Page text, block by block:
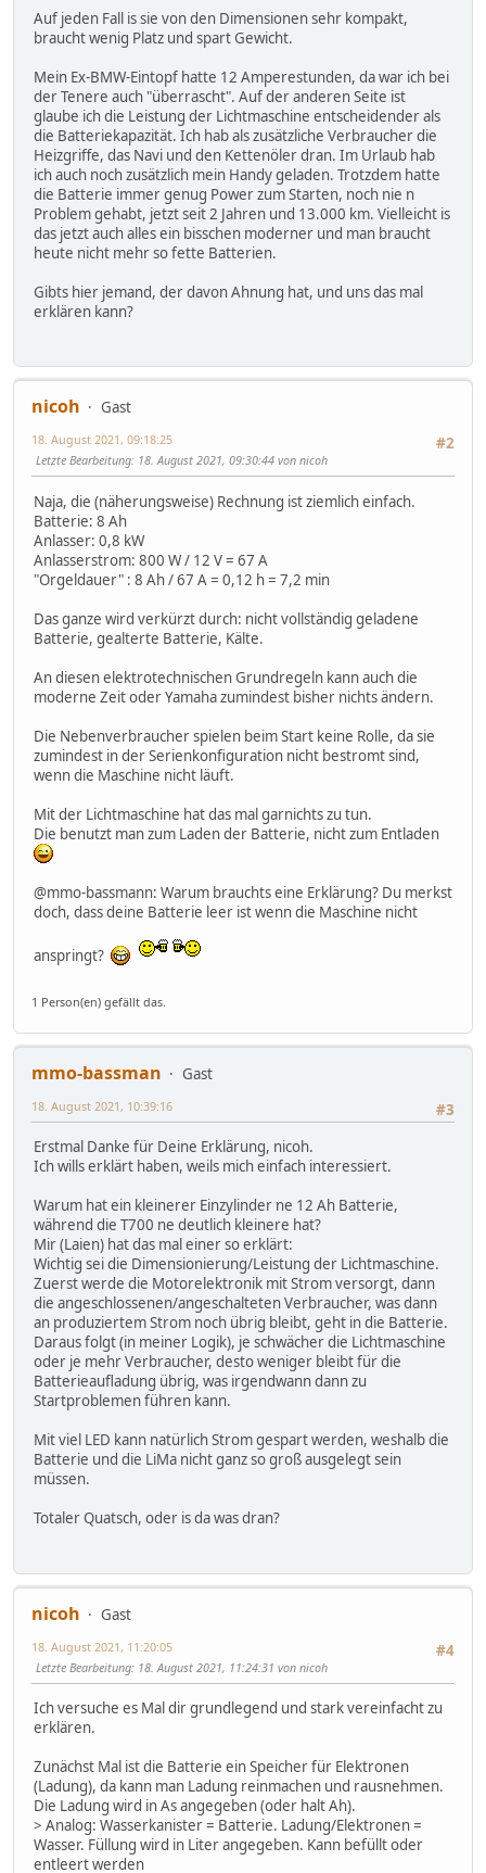
Auf jeden Fall is sie von den Dimensionen sehr kompakt,
braucht wenig Platz und spart Gewicht.
Mein Ex-BMW-Eintopf hatte 12 Amperestunden, da war ich bei
der Tenere auch "überrascht". Auf der anderen Seite ist
glaube ich die Leistung der Lichtmaschine entscheidender als
die Batteriekapazität. Ich hab als zusätzliche Verbraucher die
Heizgriffe, das Navi und den Kettenöler dran. Im Urlaub hab
ich auch noch zusätzlich mein Handy geladen. Trotzdem hatte
die Batterie immer genug Power zum Starten, noch nie n
Problem gehabt, jetzt seit 2 Jahren und 13.000 km. Vielleicht is
das jetzt auch alles ein bisschen moderner und man braucht
heute nicht mehr so fette Batterien.
Gibts hier jemand, der davon Ahnung hat, und uns das mal
erklären kann?
nicoh
Gast
#2
18. August 2021, 09:18:25
Letzte Bearbeitung: 18. August 2021, 09:30:44 von nicoh
Naja, die (näherungsweise) Rechnung ist ziemlich einfach.
Batterie: 8 Ah
Anlasser: 0,8 kW
Anlasserstrom: 800 W / 12 V = 67 A
"Orgeldauer" : 8 Ah / 67 A = 0,12 h = 7,2 min
Das ganze wird verkürzt durch: nicht vollständig geladene
Batterie, gealterte Batterie, Kälte.
An diesen elektrotechnischen Grundregeln kann auch die
moderne Zeit oder Yamaha zumindest bisher nichts ändern.
Die Nebenverbraucher spielen beim Start keine Rolle, da sie
zumindest in der Serienkonfiguration nicht bestromt sind,
wenn die Maschine nicht läuft.
Mit der Lichtmaschine hat das mal garnichts zu tun.
Die benutzt man zum Laden der Batterie, nicht zum Entladen
@mmo-bassmann: Warum brauchts eine Erklärung? Du merkst
doch, dass deine Batterie leer ist wenn die Maschine nicht
anspringt?
1 Person(en) gefällt das.
mmo-bassman
Gast
#3
18. August 2021, 10:39:16
Erstmal Danke für Deine Erklärung, nicoh.
Ich wills erklärt haben, weils mich einfach interessiert.
Warum hat ein kleinerer Einzylinder ne 12 Ah Batterie,
während die T700 ne deutlich kleinere hat?
Mir (Laien) hat das mal einer so erklärt:
Wichtig sei die Dimensionierung/Leistung der Lichtmaschine.
Zuerst werde die Motorelektronik mit Strom versorgt, dann
die angeschlossenen/angeschalteten Verbraucher, was dann
an produziertem Strom noch übrig bleibt, geht in die Batterie.
Daraus folgt (in meiner Logik), je schwächer die Lichtmaschine
oder je mehr Verbraucher, desto weniger bleibt für die
Batterieaufladung übrig, was irgendwann dann zu
Startproblemen führen kann.
Mit viel LED kann natürlich Strom gespart werden, weshalb die
Batterie und die LiMa nicht ganz so groß ausgelegt sein
müssen.
Totaler Quatsch, oder is da was dran?
nicoh
Gast
#4
18. August 2021, 11:20:05
Letzte Bearbeitung: 18. August 2021, 11:24:31 von nicoh
Ich versuche es Mal dir grundlegend und stark vereinfacht zu
erklären.
Zunächst Mal ist die Batterie ein Speicher für Elektronen
(Ladung), da kann man Ladung reinmachen und rausnehmen.
Die Ladung wird in As angegeben (oder halt Ah).
> Analog: Wasserkanister = Batterie. Ladung/Elektronen =
Wasser. Füllung wird in Liter angegeben. Kann befüllt oder
entleert werden